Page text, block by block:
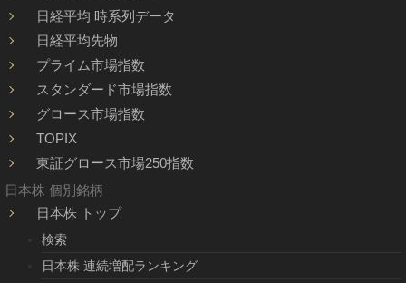
日経平均 時系列データ
日経平均先物
プライム市場指数
スタンダード市場指数
グロース市場指数
TOPIX
東証グロース市場250指数
日本株 個別銘柄
日本株 トップ
検索
日本株 連続増配ランキング